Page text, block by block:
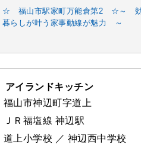
☆ 福山市駅家町万能倉第2 ☆～ 効
暮らしが叶う家事動線が魅力 ～
アイランドキッチン
福山市神辺町字道上
ＪＲ福塩線 神辺駅
道上小学校 ／ 神辺西中学校